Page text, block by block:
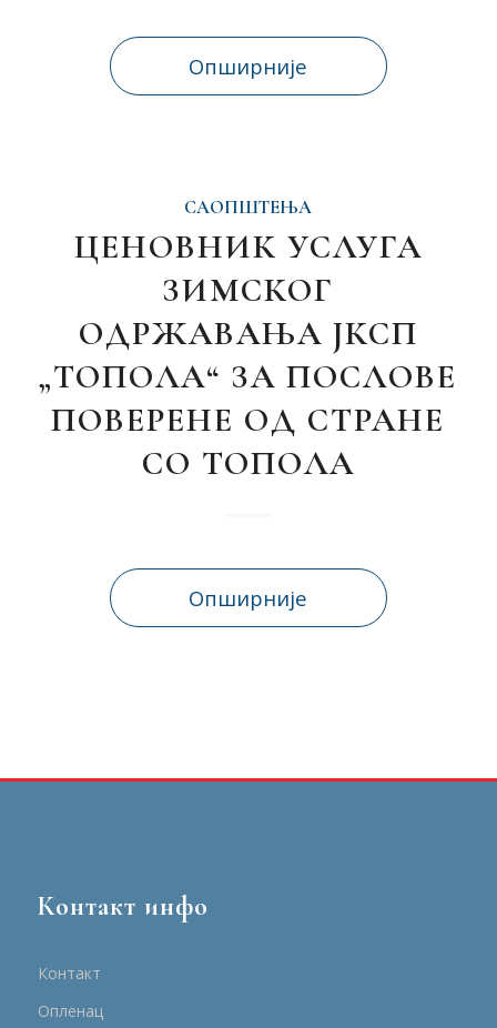
Опширније
САОПШТЕЊА
ЦЕНОВНИК УСЛУГА
ЗИМСКОГ
ОДРЖАВАЊА ЈКСП
„ТОПОЛА“ ЗА ПОСЛОВЕ
ПОВЕРЕНЕ ОД СТРАНЕ
СО ТОПОЛА
Опширније
Контакт инфо
Контакт
Опленац